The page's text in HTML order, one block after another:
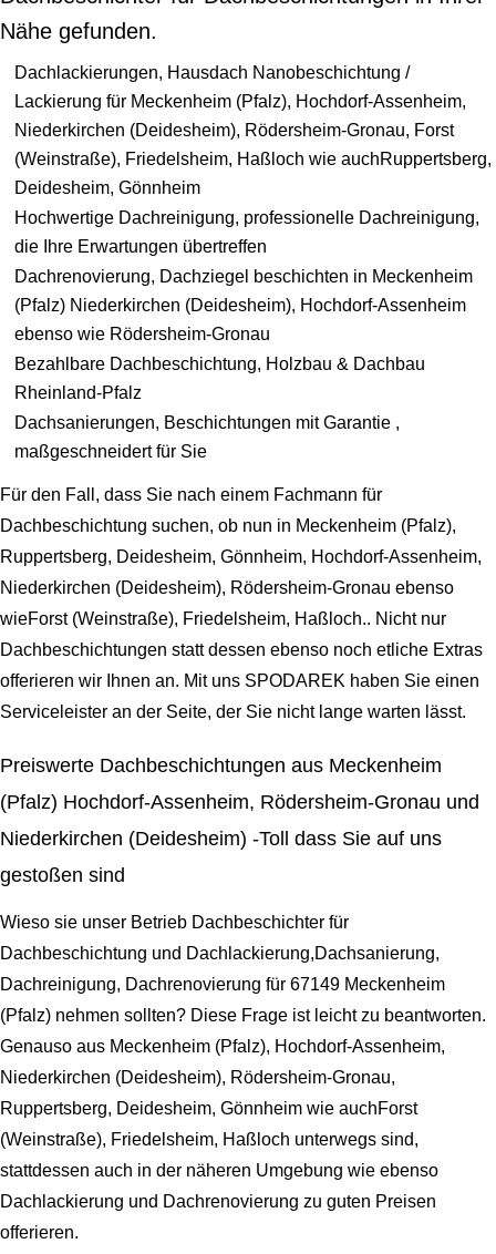
Nähe gefunden.
Dachlackierungen, Hausdach Nanobeschichtung /
Lackierung für Meckenheim (Pfalz), Hochdorf-Assenheim,
Niederkirchen (Deidesheim), Rödersheim-Gronau, Forst
(Weinstraße), Friedelsheim, Haßloch wie auchRuppertsberg,
Deidesheim, Gönnheim
Hochwertige Dachreinigung, professionelle Dachreinigung,
die Ihre Erwartungen übertreffen
Dachrenovierung, Dachziegel beschichten in Meckenheim
(Pfalz) Niederkirchen (Deidesheim), Hochdorf-Assenheim
ebenso wie Rödersheim-Gronau
Bezahlbare Dachbeschichtung, Holzbau & Dachbau
Rheinland-Pfalz
Dachsanierungen, Beschichtungen mit Garantie ,
maßgeschneidert für Sie
Für den Fall, dass Sie nach einem Fachmann für
Dachbeschichtung suchen, ob nun in Meckenheim (Pfalz),
Ruppertsberg, Deidesheim, Gönnheim, Hochdorf-Assenheim,
Niederkirchen (Deidesheim), Rödersheim-Gronau ebenso
wieForst (Weinstraße), Friedelsheim, Haßloch.. Nicht nur
Dachbeschichtungen statt dessen ebenso noch etliche Extras
offerieren wir Ihnen an. Mit uns SPODAREK haben Sie einen
Serviceleister an der Seite, der Sie nicht lange warten lässt.
Preiswerte Dachbeschichtungen aus Meckenheim
(Pfalz) Hochdorf-Assenheim, Rödersheim-Gronau und
Niederkirchen (Deidesheim) -Toll dass Sie auf uns
gestoßen sind
Wieso sie unser Betrieb Dachbeschichter für
Dachbeschichtung und Dachlackierung,Dachsanierung,
Dachreinigung, Dachrenovierung für 67149 Meckenheim
(Pfalz) nehmen sollten? Diese Frage ist leicht zu beantworten.
Genauso aus Meckenheim (Pfalz), Hochdorf-Assenheim,
Niederkirchen (Deidesheim), Rödersheim-Gronau,
Ruppertsberg, Deidesheim, Gönnheim wie auchForst
(Weinstraße), Friedelsheim, Haßloch unterwegs sind,
stattdessen auch in der näheren Umgebung wie ebenso
Dachlackierung und Dachrenovierung zu guten Preisen
offerieren.